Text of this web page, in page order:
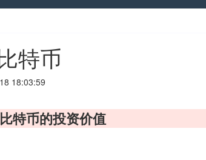
特币
18:03:59
特币的投资价值